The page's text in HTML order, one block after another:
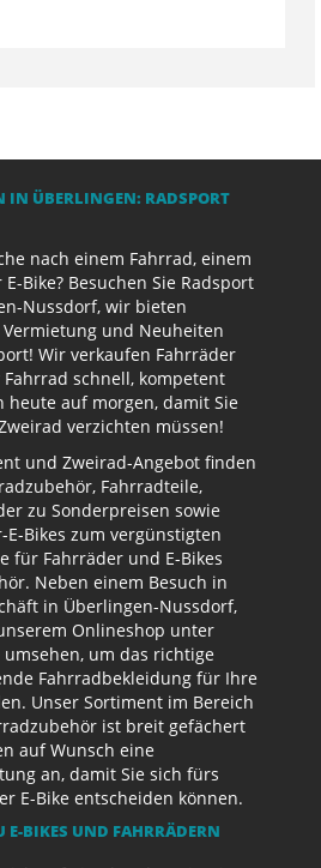
IN ÜBERLINGEN: RADSPORT
nach einem Fahrrad, einem
Bike? Besuchen Sie Radsport
Nussdorf, wir bieten
Vermietung und Neuheiten
Wir verkaufen Fahrräder
schnell, kompetent
heute auf morgen, damit Sie
verzichten müssen!
und Zweirad-Angebot finden
Fahrradteile,
zu Sonderpreisen sowie
Bikes zum vergünstigten
für Fahrräder und E-Bikes
Neben einem Besuch in
in Überlingen-Nussdorf,
Onlineshop unter
um das richtige
Fahrradbekleidung für Ihre
Unser Sortiment im Bereich
ist breit gefächert
auf Wunsch eine
an, damit Sie sich fürs
E-Bike entscheiden können.
E-BIKES UND FAHRRÄDERN